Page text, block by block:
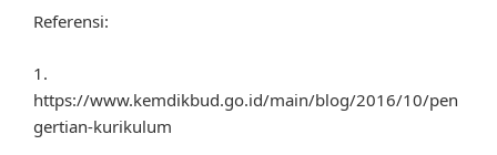
Referensi:
1.
https://www.kemdikbud.go.id/main/blog/2016/10/pen
gertian-kurikulum